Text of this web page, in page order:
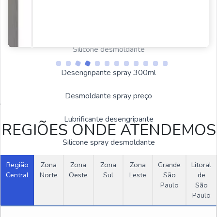
Silicone desmoldante
Desengripante spray 300ml
Desmoldante spray preço
Lubrificante desengripante
Silicone spray desmoldante
Desmoldante de silicone
Preço de desmoldante para forma
OUTRAS CATEGORIAS
Estas imagens foram obtidas de bancos de imagens públicas e
disponível livremente na internet
REGIÕES ONDE ATENDEMOS
Região
Central
Zona
Norte
Zona
Oeste
Zona
Sul
Zona
Leste
Grande
São
Paulo
Litoral
de
São
Paulo